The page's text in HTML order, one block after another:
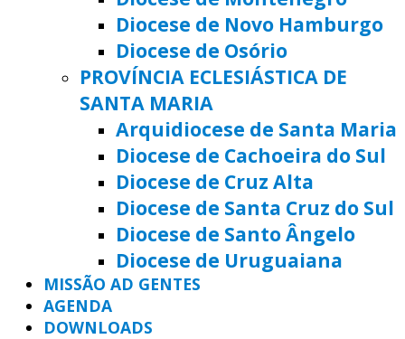
Diocese de Novo Hamburgo
Diocese de Osório
PROVÍNCIA ECLESIÁSTICA DE
SANTA MARIA
Arquidiocese de Santa Maria
Diocese de Cachoeira do Sul
Diocese de Cruz Alta
Diocese de Santa Cruz do Sul
Diocese de Santo Ângelo
Diocese de Uruguaiana
MISSÃO AD GENTES
AGENDA
DOWNLOADS